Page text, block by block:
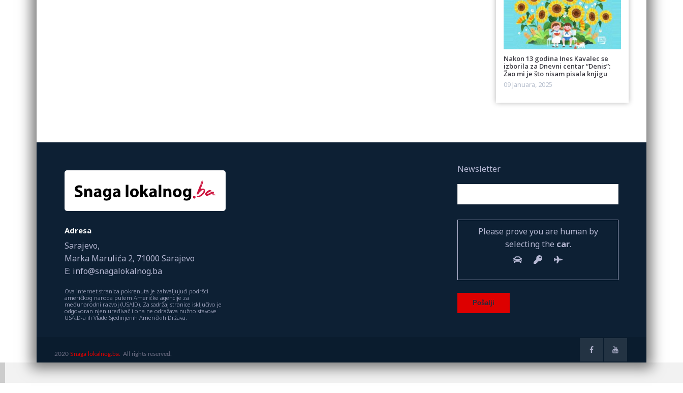
Nakon 13 godina Ines Kavalec se
izborila za Dnevni centar “Denis”:
Žao mi je što nisam pisala knjigu
09 Januara, 2025
Adresa
Sarajevo,
Marka Marulića 2, 71000 Sarajevo
E: info@snagalokalnog.ba
Ova internet stranica pokrenuta je zahvaljujući podršci
američkog naroda putem Američke agencije za
međunarodni razvoj (USAID). Za sadržaj stranice isključivo je
odgovoran njen uređivač i ona ne odražava nužno stavove
USAID-a ili Vlade Sjedinjenih Američkih Država.
Newsletter
Please prove you are human by
selecting the car.
2020 Snaga lokalnog.ba. All rights reserved.